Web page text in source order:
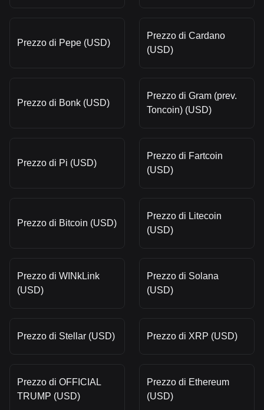
Prezzo di Pepe (USD)
Prezzo di Cardano
(USD)
Prezzo di Bonk (USD)
Prezzo di Gram (prev.
Toncoin) (USD)
Prezzo di Pi (USD)
Prezzo di Fartcoin
(USD)
Prezzo di Bitcoin (USD)
Prezzo di Litecoin
(USD)
Prezzo di WINkLink
(USD)
Prezzo di Solana
(USD)
Prezzo di Stellar (USD) Prezzo di XRP (USD)
Prezzo di OFFICIAL
TRUMP (USD)
Prezzo di Ethereum
(USD)